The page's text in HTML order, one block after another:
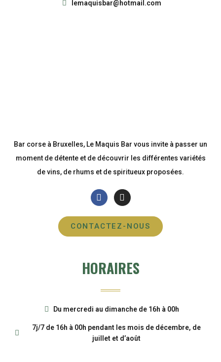
lemaquisbar@hotmail.com
Bar corse à Bruxelles, Le Maquis Bar vous invite à passer un
moment de détente et de découvrir les différentes variétés
de vins, de rhums et de spiritueux proposées.
CONTACTEZ-NOUS
HORAIRES
Du mercredi au dimanche de 16h à 00h
7j/7 de 16h à 00h pendant les mois de décembre, de
juillet et d’août